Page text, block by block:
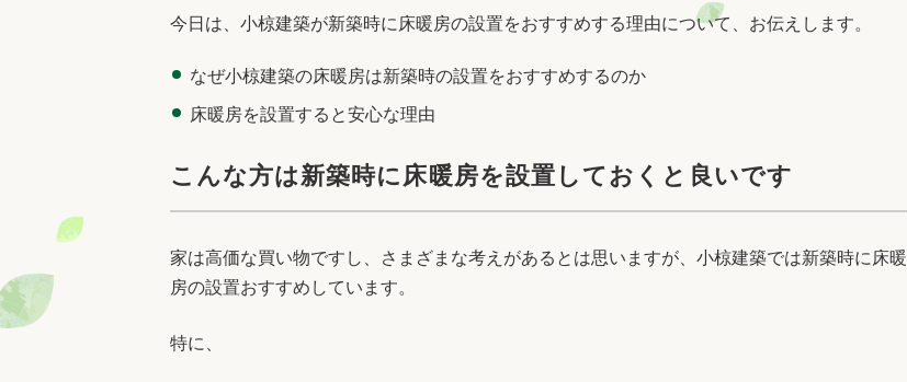
今日は、小椋建築が新築時に床暖房の設置をおすすめする理由について、お伝えします。
なぜ小椋建築の床暖房は新築時の設置をおすすめするのか
床暖房を設置すると安心な理由
こんな方は新築時に床暖房を設置しておくと良いです
家は高価な買い物ですし、さまざまな考えがあるとは思いますが、小椋建築では新築時に床暖
房の設置おすすめしています。
特に、